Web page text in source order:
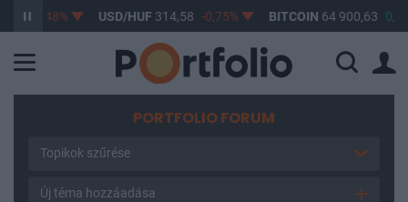
-0,48% USD/HUF 314,58 -0,75% BITCOIN 64 900,63 0,99%
PORTFOLIO FORUM
Topikok szűrése
Új téma hozzáadása